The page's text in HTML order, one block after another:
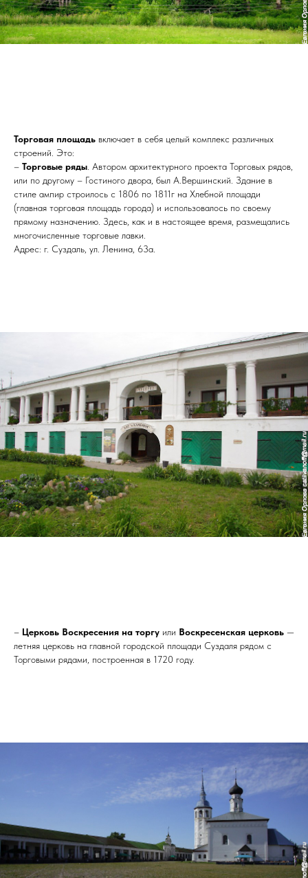
Торговая площадь включает в себя целый комплекс различных
строений. Это:
– Торговые ряды . Автором архитектурного проекта Торговых рядов,
или по другому – Гостиного двора, был А.Вершинский. Здание в
стиле ампир строилось с 1806 по 1811г на Хлебной площади
(главная торговая площадь города) и использовалось по своему
прямому назначению. Здесь, как и в настоящее время, размещались
многочисленные торговые лавки.
Адрес: г. Суздаль, ул. Ленина, 63а.
– Церковь Воскресения на торгу или Воскресенская церковь —
летняя церковь на главной городской площади Суздаля рядом с
Торговыми рядами, построенная в 1720 году.